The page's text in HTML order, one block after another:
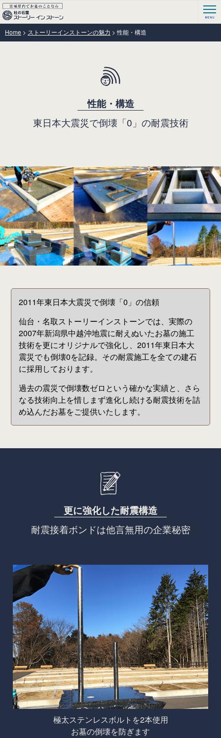
Home > ストーリーインストーンの魅力 >性能・構造
性能・構造
東日本大震災で倒壊「0」の耐震技術
2011年東日本大震災で倒壊「0」の信頼
仙台・名取ストーリーインストーンでは、実際の
2007年新潟県中越沖地震に耐えぬいたお墓の施工
技術を更にオリジナルで強化し、2011年東日本大
震災でも倒壊0を記録。その耐震施工を全ての建石
に採用しております。
過去の震災で倒壊数ゼロという確かな実績と、さら
なる技術向上を惜しまず進化し続ける耐震技術を詰
め込んだお墓をご提供いたします。
更に強化した耐震構造
耐震接着ボンドは他言無用の企業秘密
極太ステンレスボルトを2本使用
お墓の倒壊を防ぎます